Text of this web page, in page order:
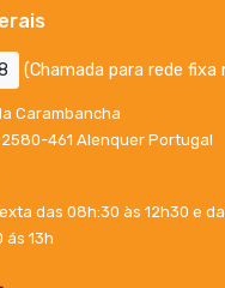
(Chamada para rede fixa
Carambancha
461 Alenquer Portugal
das 08h:30 às 12h30 e
ás 13h